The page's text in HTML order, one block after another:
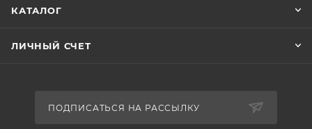
КАТАЛОГ
ЛИЧНЫЙ СЧЕТ
ПОДПИСАТЬСЯ НА РАССЫЛКУ